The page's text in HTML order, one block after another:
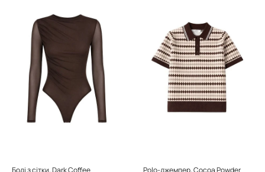
Боді з сітки, Dark Coffee
Polo-джемпер, Cocoa Powder